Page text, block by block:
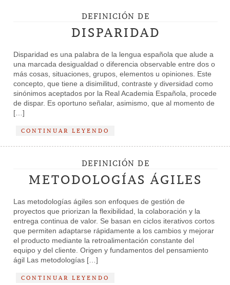
DEFINICIÓN DE
DISPARIDAD
Disparidad es una palabra de la lengua española que alude a
una marcada desigualdad o diferencia observable entre dos o
más cosas, situaciones, grupos, elementos u opiniones. Este
concepto, que tiene a disimilitud, contraste y diversidad como
sinónimos aceptados por la Real Academia Española, procede
de dispar. Es oportuno señalar, asimismo, que al momento de
[…]
CONTINUAR LEYENDO
DEFINICIÓN DE
METODOLOGÍAS ÁGILES
Las metodologías ágiles son enfoques de gestión de
proyectos que priorizan la flexibilidad, la colaboración y la
entrega continua de valor. Se basan en ciclos iterativos cortos
que permiten adaptarse rápidamente a los cambios y mejorar
el producto mediante la retroalimentación constante del
equipo y del cliente. Origen y fundamentos del pensamiento
ágil Las metodologías […]
CONTINUAR LEYENDO